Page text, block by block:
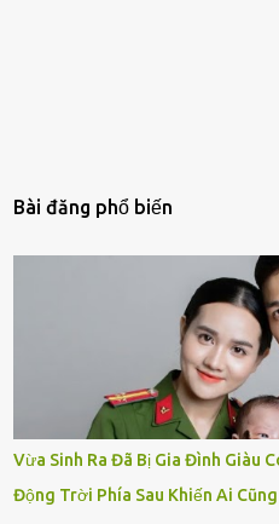
Bài đăng phổ biến
Vừa Sinh Ra Đã Bị Gia Đình Giàu
Động Trời Phía Sau Khiến Ai Cũng